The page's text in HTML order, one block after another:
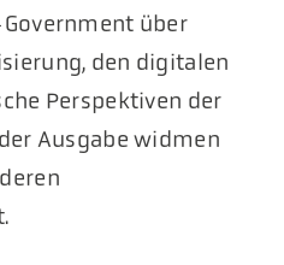
über
den digitalen
Perspektiven der
Ausgabe widmen